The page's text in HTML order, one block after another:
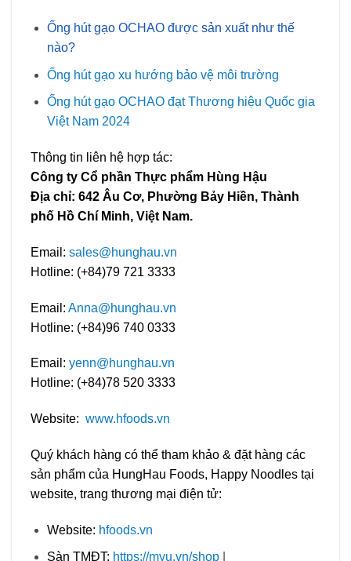
Ống hút gạo OCHAO được sản xuất như thế
nào?
Ống hút gạo xu hướng bảo vệ môi trường
Ống hút gạo OCHAO đạt Thương hiệu Quốc gia
Việt Nam 2024
Thông tin liên hệ hợp tác:
Công ty Cổ phần Thực phẩm Hùng Hậu
Địa chỉ: 642 Âu Cơ, Phường Bảy Hiền, Thành
phố Hồ Chí Minh, Việt Nam.
Email: sales@hunghau.vn
Hotline: (+84)79 721 3333
Email: Anna@hunghau.vn
Hotline: (+84)96 740 0333
Email: yenn@hunghau.vn
Hotline: (+84)78 520 3333
Website: www.hfoods.vn
Quý khách hàng có thể tham khảo & đặt hàng các
sản phẩm của HungHau Foods, Happy Noodles tại
website, trang thương mại điện tử:
Website: hfoods.vn
Sàn TMĐT: https://myu.vn/shop